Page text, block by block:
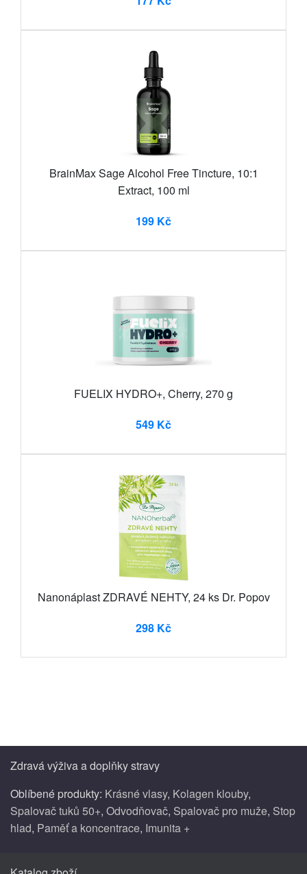
BrainMax Sage Alcohol Free Tincture, 10:1
Extract, 100 ml
199 Kč
FUELIX HYDRO+, Cherry, 270 g
549 Kč
Nanonáplast ZDRAVÉ NEHTY, 24 ks Dr. Popov
298 Kč
Zdravá výživa a doplňky stravy
Oblíbené produkty: Krásné vlasy, Kolagen klouby,
Spalovač tuků 50+, Odvodňovač, Spalovač pro muže, Stop
hlad, Paměť a koncentrace, Imunita +